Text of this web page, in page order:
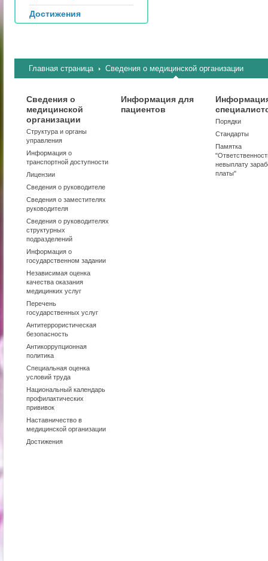
Достижения
Главная страница Сведения о медицинской организации
Сведения о
медицинской
организации
Структура и органы
управления
Информация о
транспортной доступности
Лицензии
Сведения о руководителе
Сведения о заместителях
руководителя
Сведения о руководителях
структурных
подразделений
Информация о
государственном задании
Независимая оценка
качества оказания
медицинких услуг
Перечень
государственных услуг
Антитеррористическая
безопасность
Антикоррупционная
политика
Специальная оценка
условий труда
Национальный календарь
профилактических
прививок
Наставничество в
медицинской организации
Достижения
Информация для
пациентов
Порядки
Стандарты
Памятка
невыплату
платы"